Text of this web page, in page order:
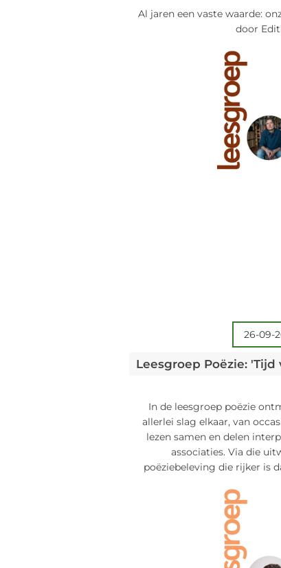
Al jaren een vaste waarde:
door
26-09-
In de leesgroep poëzie
allerlei slag elkaar, van
lezen samen en delen
associaties. Via die
poëziebeleving die rijker is